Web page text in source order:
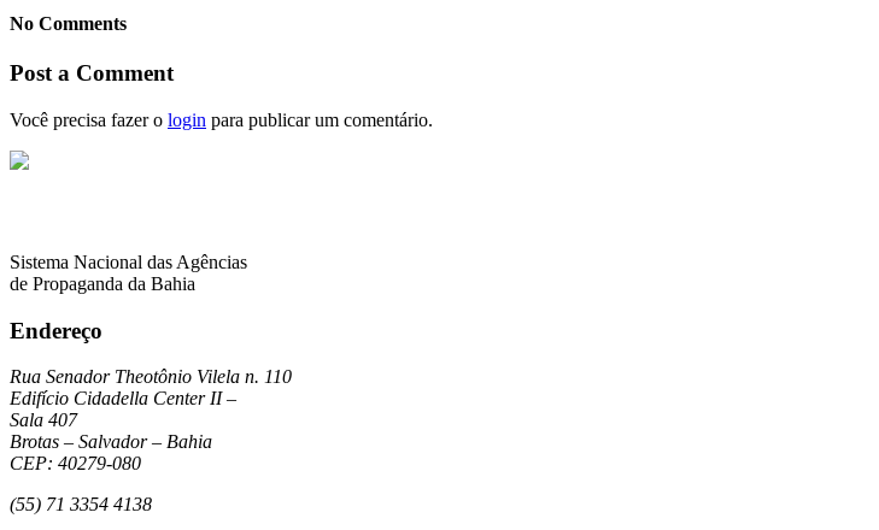
No Comments
Post a Comment
Você precisa fazer o login para publicar um comentário.
Sistema Nacional das Agências
de Propaganda da Bahia
Endereço
Rua Senador Theotônio Vilela n. 110
Edifício Cidadella Center II –
Sala 407
Brotas – Salvador – Bahia
CEP: 40279-080
(55) 71 3354 4138